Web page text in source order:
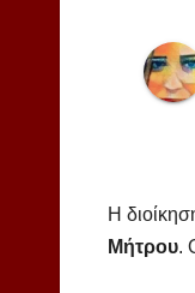
Η
Μήτρου.